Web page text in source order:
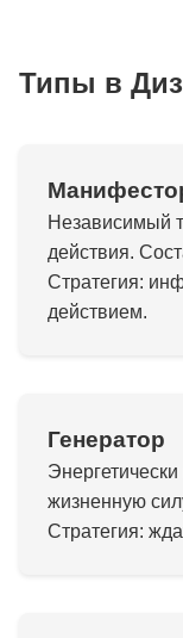
Типы в
Независимый
действия.
Стратегия:
действием.
Генератор
жизненную
Стратегия: